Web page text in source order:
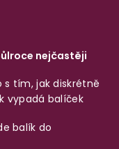
nejčastěji
s tím, jak diskrétně
vypadá balíček
balík do